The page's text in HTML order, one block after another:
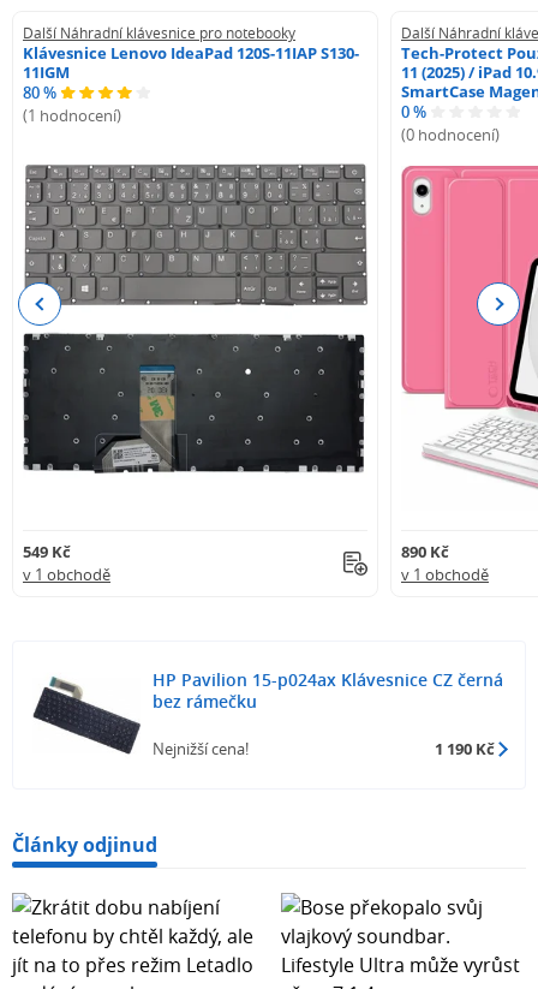
Další Náhradní klávesnice pro notebooky
Klávesnice Lenovo IdeaPad 120S-11IAP S130-
11IGM
80 %
(1 hodnocení)
549 Kč
v 1 obchodě
Další Náhradní
Tech-Protect
11 (2025) / iPad
SmartCase
0 %
(0 hodnocení)
890 Kč
v 1 obchodě
Previous Next
HP Pavilion 15-p024ax Klávesnice CZ černá
bez rámečku
Nejnižší cena! 1 190 Kč
Články odjinud